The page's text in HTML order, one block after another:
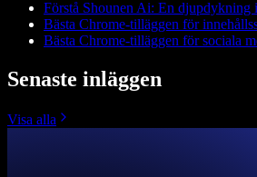
Förstå Shounen Ai: En djupdykning
Bästa Chrome-tilläggen för
Bästa Chrome-tilläggen för sociala
Senaste inläggen
Visa alla